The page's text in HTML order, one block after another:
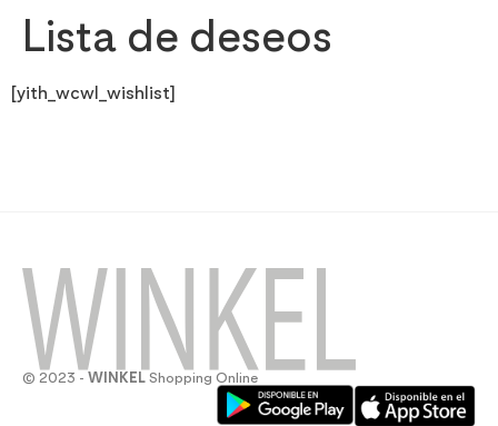
Lista de deseos
[yith_wcwl_wishlist]
© 2023 - WINKEL Shopping Online